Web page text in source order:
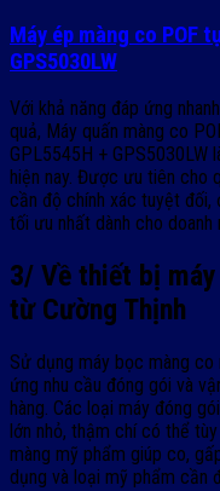
Máy ép màng co POF
GPS5030LW
Với khả năng đáp ứng
quả, Máy quấn màng co
GPL5545H + GPS5030LW
hiện nay. Được ưu tiên cho
cần độ chính xác tuyệt đối,
tối ưu nhất dành cho doanh
3/ Về thiết bị
từ Cường Thịnh
Sử dụng máy bọc màng
ứng nhu cầu đóng gói và
hàng. Các loại máy đóng
lớn nhỏ, thậm chí có thể
màng mỹ phẩm giúp co,
dụng và loại mỹ phẩm cần